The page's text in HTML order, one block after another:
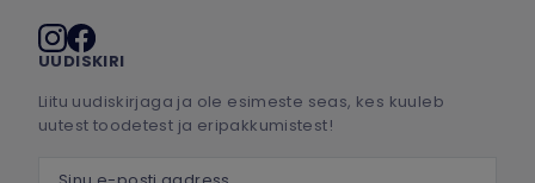
Sotsiaalmeedia
UUDISKIRI
Liitu uudiskirjaga ja ole esimeste seas, kes kuuleb
uutest toodetest ja eripakkumistest!